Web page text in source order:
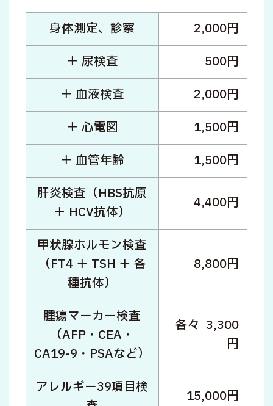
身体測定、診察
2,000円
＋ 尿検査
500円
＋ 血液検査
2,000円
＋ 心電図
1,500円
＋ 血管年齢
1,500円
肝炎検査（HBS抗原
＋ HCV抗体）
4,400円
甲状腺ホルモン検査
（FT4 ＋ TSH ＋ 各
種抗体）
8,800円
腫瘍マーカー検査
（AFP・CEA・
CA19-9・PSAなど）
各々 3,300
円
アレルギー39項目検
15,000円